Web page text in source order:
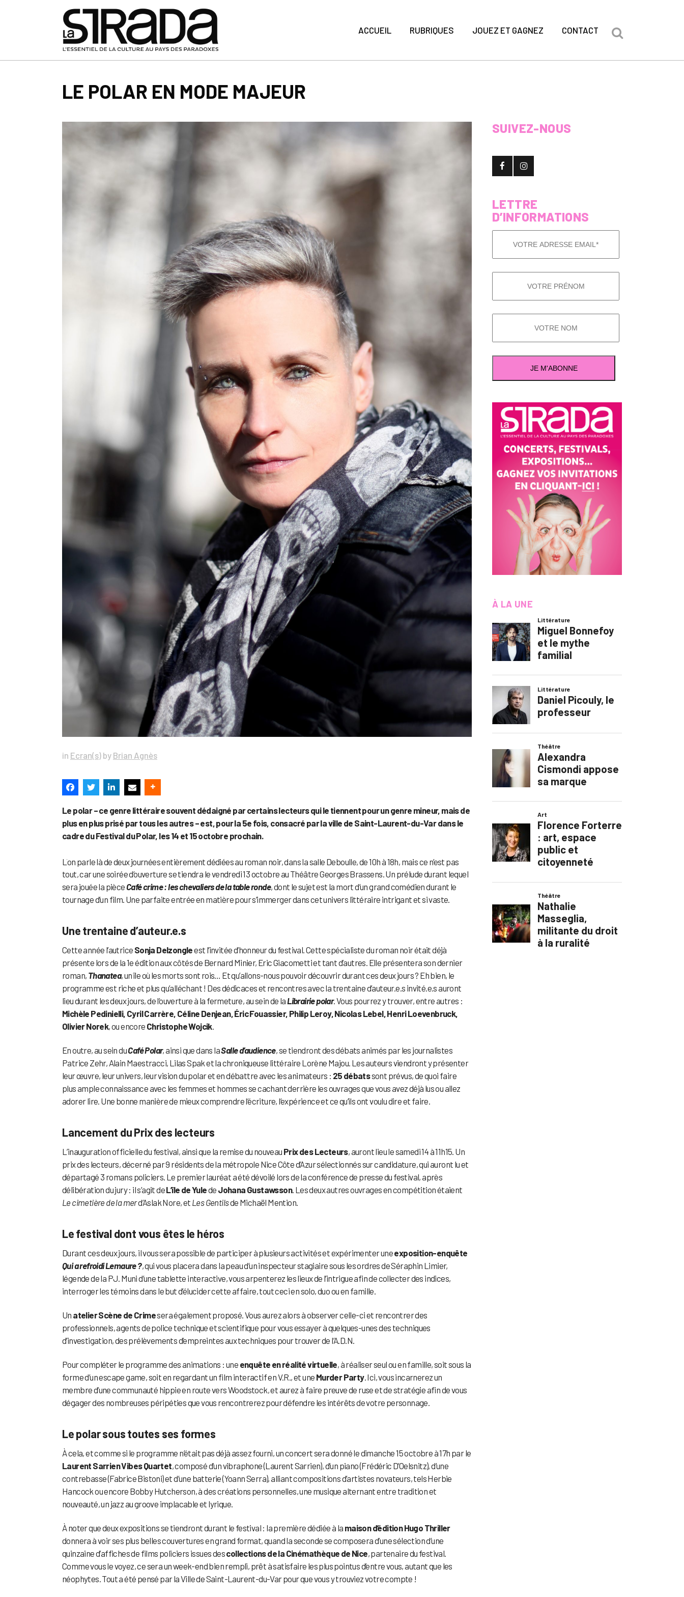
ACCUEIL RUBRIQUES JOUEZ ET GAGNEZ CONTACT
LE POLAR EN MODE MAJEUR
in Ecran(s) by Brian Agnès
Le polar – ce genre littéraire souvent dédaigné par certains lecteurs qui le tiennent pour un genre mineur, mais de
plus en plus prisé par tous les autres – est, pour la 5e fois, consacré par la ville de Saint-Laurent-du-Var dans le
cadre du Festival du Polar, les 14 et 15 octobre prochain.
Lon parle là de deux journées entièrement dédiées au roman noir, dans la salle Deboulle, de 10h à 18h, mais ce n’est pas
tout, car une soirée d’ouverture se tiendra le vendredi 13 octobre au Théâtre Georges Brassens. Un prélude durant lequel
sera jouée la pièce Café crime : les chevaliers de la table ronde, dont le sujet est la mort d’un grand comédien durant le
tournage d’un film. Une parfaite entrée en matière pour s’immerger dans cet univers littéraire intrigant et si vaste.
Une trentaine d’auteur.e.s
Cette année l’autrice Sonja Delzongleest l’invitée d’honneur du festival. Cette spécialiste du roman noir était déjà
présente lors de la 1e édition aux côtés de Bernard Minier, Eric Giacometti et tant d’autres. Elle présentera son dernier
roman, Thanatea, un île où les morts sont rois… Et qu’allons-nous pouvoir découvrir durant ces deux jours ? Eh bien, le
programme est riche et plus qu’alléchant ! Des dédicaces et rencontres avec la trentaine d’auteur.e.s invité.e.s auront
lieu durant les deux jours, de l’ouverture à la fermeture, au sein de laLibrairie polar. Vous pourrez y trouver, entre autres :
Michèle Pedinielli, Cyril Carrère, Céline Denjean, Éric Fouassier, Philip Leroy, Nicolas Lebel, Henri Loevenbruck,
Olivier Norek, ou encore Christophe Wojcik.
En outre, au sein duCafé Polar, ainsi que dans laSalle d’audience, se tiendront des débats animés par les journalistes
Patrice Zehr, Alain Maestracci, Lilas Spak et la chroniqueuse littéraire Lorène Majou. Les auteurs viendront y présenter
leur œuvre, leur univers, leur vision du polar et en débattre avec les animateurs : 25 débatssont prévus, de quoi faire
plus ample connaissance avec les femmes et hommes se cachant derrière les ouvrages que vous avez déjà lus ou allez
adorer lire. Une bonne manière de mieux comprendre l’écriture, l’expérience et ce qu’ils ont voulu dire et faire.
Lancement du Prix des lecteurs
L’inauguration officielle du festival, ainsi que la remise du nouveau Prix des Lecteurs, auront lieu le samedi 14 à 11h15. Un
prix des lecteurs, décerné par 9 résidents de la métropole Nice Côte d’Azur sélectionnés sur candidature, qui auront lu et
départagé 3 romans policiers. Le premier lauréat a été dévoilé lors de la conférence de presse du festival, après
délibération du jury : il s’agit deL’île de Yulede Johana Gustawsson. Les deux autres ouvrages en compétition étaient
Le cimetière de la merd’Aslak Nore, et Les Gentilsde Michaël Mention.
Le festival dont vous êtes le héros
Durant ces deux jours, il vous sera possible de participer à plusieurs activités et expérimenter uneexposition-enquête
Qui a refroidi Lemaure ?, qui vous placera dans la peau d’un inspecteur stagiaire sous les ordres de Séraphin Limier,
légende de la PJ. Muni d’une tablette interactive, vous arpenterez les lieux de l’intrigue afin de collecter des indices,
interroger les témoins dans le but d’élucider cette affaire, tout ceci en solo, duo ou en famille.
Un atelier Scène de Crimesera également proposé. Vous aurez alors à observer celle-ci et rencontrer des
professionnels, agents de police technique et scientifique pour vous essayer à quelques-unes des techniques
d’investigation, des prélèvements d’empreintes aux techniques pour trouver de l’A.D.N.
Pour compléter le programme des animations : une enquête en réalité virtuelle, à réaliser seul ou en famille, soit sous la
forme d’un escape game, soit en regardant un film interactif en V.R., et une Murder Party. Ici, vous incarnerez un
membre d’une communauté hippie en route vers Woodstock, et aurez à faire preuve de ruse et de stratégie afin de vous
dégager des nombreuses péripéties que vous rencontrerez pour défendre les intérêts de votre personnage.
Le polar sous toutes ses formes
À cela, et comme si le programme n’était pas déjà assez fourni, un concert sera donné le dimanche 15 octobre à 17h par le
Laurent Sarrien Vibes Quartet, composé d’un vibraphone (Laurent Sarrien), d’un piano (Frédéric D’Oelsnitz), d’une
contrebasse (Fabrice Bistoni) et d’une batterie (Yoann Serra), alliant compositions d’artistes novateurs, tels Herbie
Hancock ou encore Bobby Hutcherson, à des créations personnelles, une musique alternant entre tradition et
nouveauté, un jazz au groove implacable et lyrique.
À noter que deux expositions se tiendront durant le festival : la première dédiée à la maison d’édition Hugo Thriller
donnera à voir ses plus belles couvertures en grand format, quand la seconde se composera d’une sélection d’une
quinzaine d’affiches de films policiers issues descollections de la Cinémathèque de Nice, partenaire du festival.
Comme vous le voyez, ce sera un week-end bien rempli, prêt à satisfaire les plus pointus d’entre vous, autant que les
néophytes. Tout a été pensé par la Ville de Saint-Laurent-du-Var pour que vous y trouviez votre compte !
SUIVEZ-NOUS
LETTRE
D’INFORMATIONS
À LA UNE